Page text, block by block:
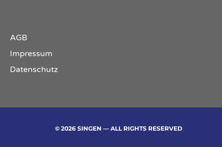
AGB
Impressum
Datenschutz
© 2026 SINGEN — ALL RIGHTS RESERVED